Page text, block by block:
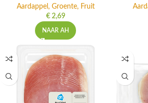
Aardappel, Groente, Fruit
€2,69
NAAR AH